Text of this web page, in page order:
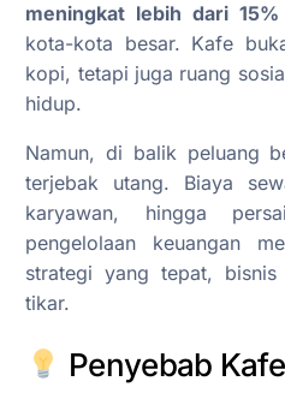
meningkat lebih dari
kota-kota besar. Kafe
kopi, tetapi juga ruang
hidup.
Namun, di balik peluang
terjebak utang. Biaya
karyawan, hingga
pengelolaan keuangan
strategi yang tepat,
tikar.
Penyebab